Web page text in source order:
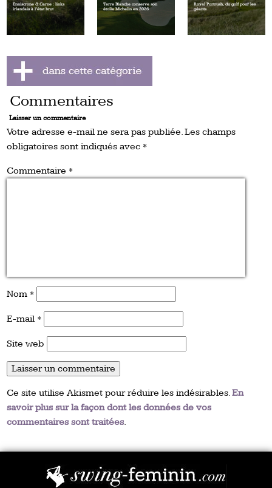
Enniscrone & Carne : links
irlandais à l’état brut
Terre Blanche conserve son
étoile Michelin en 2026
Royal Portrush, du golf pour les
géants
Commentaires
Laisser un commentaire
Votre adresse e-mail ne sera pas publiée.Les champs
obligatoires sont indiqués avec *
Commentaire *
Nom *
E-mail *
Site web
Ce site utilise Akismet pour réduire les indésirables.En
savoir plus sur la façon dont les données de vos
commentaires sont traitées.